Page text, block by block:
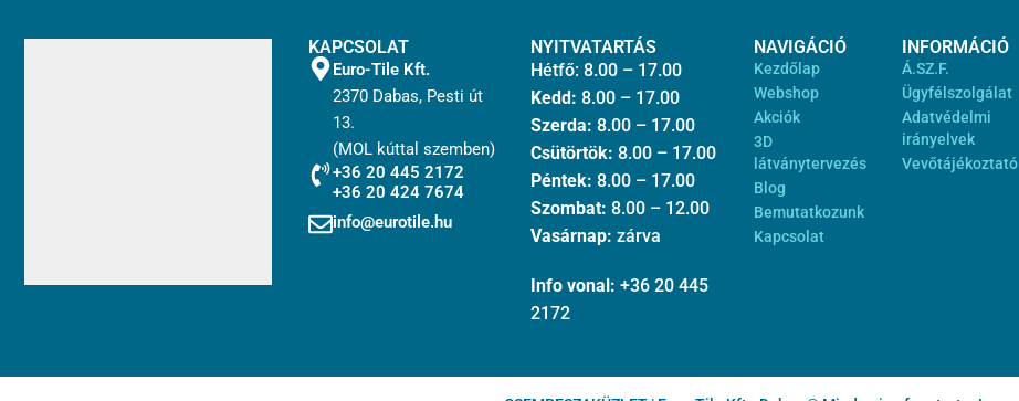
KAPCSOLAT
Euro-Tile Kft.
2370 Dabas, Pesti út
13.
(MOL kúttal szemben)
+36 20 445 2172
+36 20 424 7674
info@eurotile.hu
NYITVATARTÁS
Hétfő: 8.00 – 17.00
Kedd: 8.00 – 17.00
Szerda: 8.00 – 17.00
Csütörtök: 8.00 – 17.00
Péntek: 8.00 – 17.00
Szombat: 8.00 – 12.00
Vasárnap: zárva
Info vonal: +36 20 445
2172
NAVIGÁCIÓ
Kezdőlap
Webshop
Akciók
3D
látványtervezés
Blog
Bemutatkozunk
Kapcsolat
INFORMÁCIÓ
Á.SZ.F.
Ügyfélszolgálat
Adatvédelmi
irányelvek
Vevőtájékoztató